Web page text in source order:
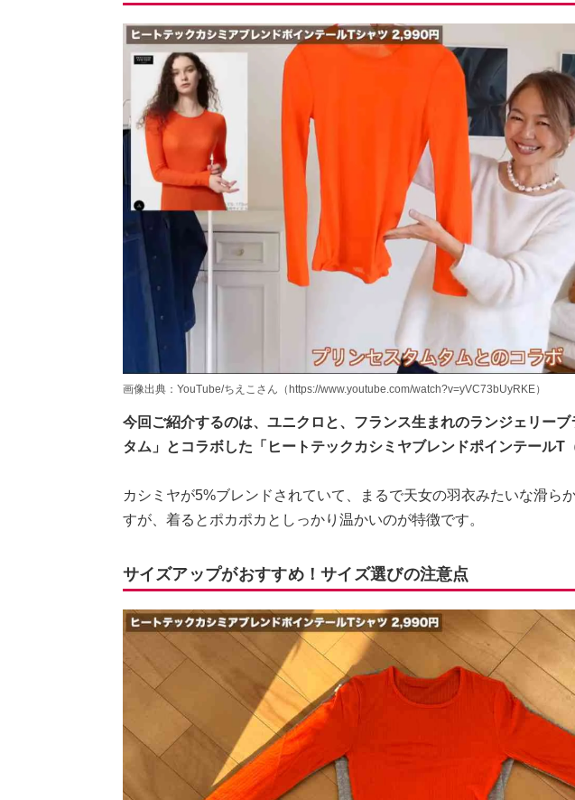
画像出典：YouTube/ちえこさん（https://www.youtube.com/watch?v=yVC73bUyRKE）
今回ご紹介するのは、ユニクロと、フランス生まれのランジェリーブ
タム」とコラボした「ヒートテックカシミヤブレンドポインテールT
カシミヤが5%ブレンドされていて、まるで天女の羽衣みたいな滑ら
すが、着るとポカポカとしっかり温かいのが特徴です。
サイズアップがおすすめ！サイズ選びの注意点